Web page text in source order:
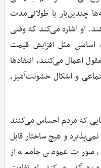
چندین‌بار یا طولانی‌مدت
او اشاره می‌کند که وقتی
اساسی مثل افزایش قیمت
اعمال می‌کنند، انتقاد‌ها
و اشکال خشونت‌آمیز،
که مردم احساس می‌کنند
و هیچ ساختار قابل
صورت عمومی جامعه از